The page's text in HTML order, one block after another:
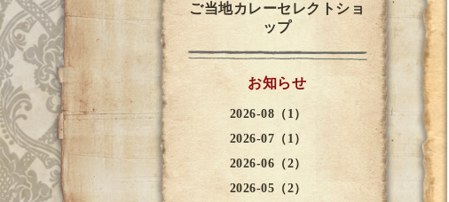
ご当地カレーセレクトショ
ップ
お知らせ
2026-08（1）
2026-07（1）
2026-06（2）
2026-05（2）